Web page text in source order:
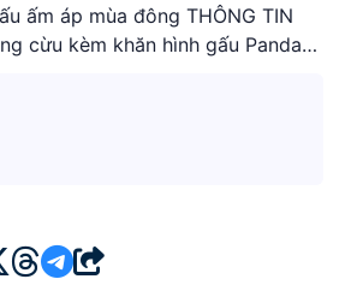
ấm áp mùa đông THÔNG TIN
cừu kèm khăn hình gấu Panda
cực xinh nhé -chất len cừu siêu